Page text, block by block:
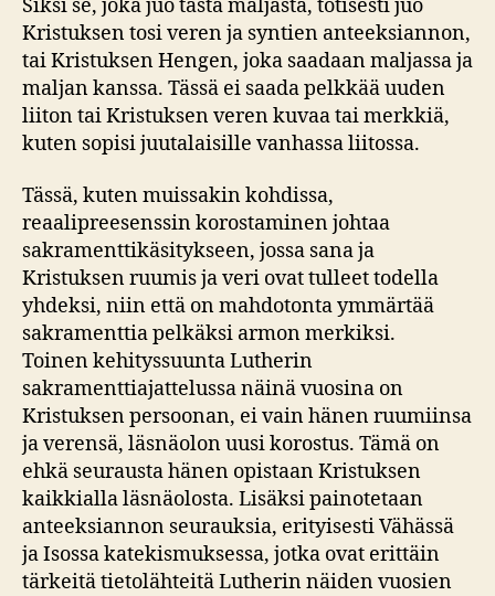
Siksi se, joka juo tästä maljasta, totisesti juo
Kristuksen tosi veren ja syntien anteeksiannon,
tai Kristuksen Hengen, joka saadaan maljassa ja
maljan kanssa. Tässä ei saada pelkkää uuden
liiton tai Kristuksen veren kuvaa tai merkkiä,
kuten sopisi juutalaisille vanhassa liitossa.
Tässä, kuten muissakin kohdissa,
reaalipreesenssin korostaminen johtaa
sakramenttikäsitykseen, jossa sana ja
Kristuksen ruumis ja veri ovat tulleet todella
yhdeksi, niin että on mahdotonta ymmärtää
sakramenttia pelkäksi armon merkiksi.
Toinen kehityssuunta Lutherin
sakramenttiajattelussa näinä vuosina on
Kristuksen persoonan, ei vain hänen ruumiinsa
ja verensä, läsnäolon uusi korostus. Tämä on
ehkä seurausta hänen opistaan Kristuksen
kaikkialla läsnäolosta. Lisäksi painotetaan
anteeksiannon seurauksia, erityisesti Vähässä
ja Isossa katekismuksessa, jotka ovat erittäin
tärkeitä tietolähteitä Lutherin näiden vuosien